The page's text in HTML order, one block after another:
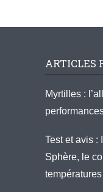
ARTICLES
Myrtilles :
Test et avis :
Sphère, le